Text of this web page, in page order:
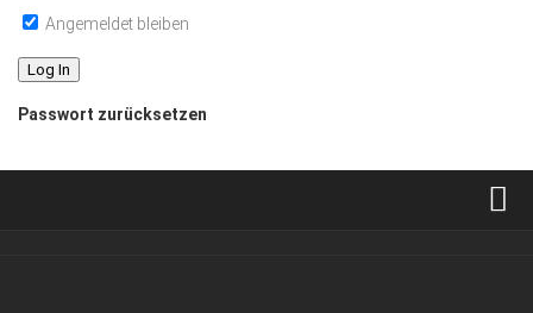
Angemeldet bleiben
Passwort zurücksetzen